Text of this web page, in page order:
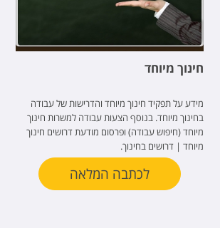
חינוך מיוחד
מידע על תפקיד חינוך מיוחד והדרישות של עבודה
בחינוך מיוחד. בנוסף הצעות עבודה למשרות חינוך
מיוחד (חיפוש עבודה) ופרסום מודעת דרושים חינוך
מיוחד | דרושים בחינוך.
לכתבה המלאה